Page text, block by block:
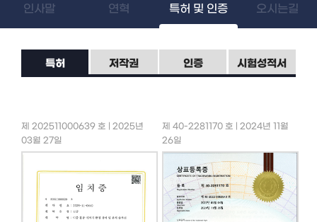
인사말 연혁 특허 및 인증 오시는길
특허 저작권 인증 시험성적서
제 202511000639 호 | 2025년
03월 27일
제 40-2281170 호 | 2024년 11월
26일